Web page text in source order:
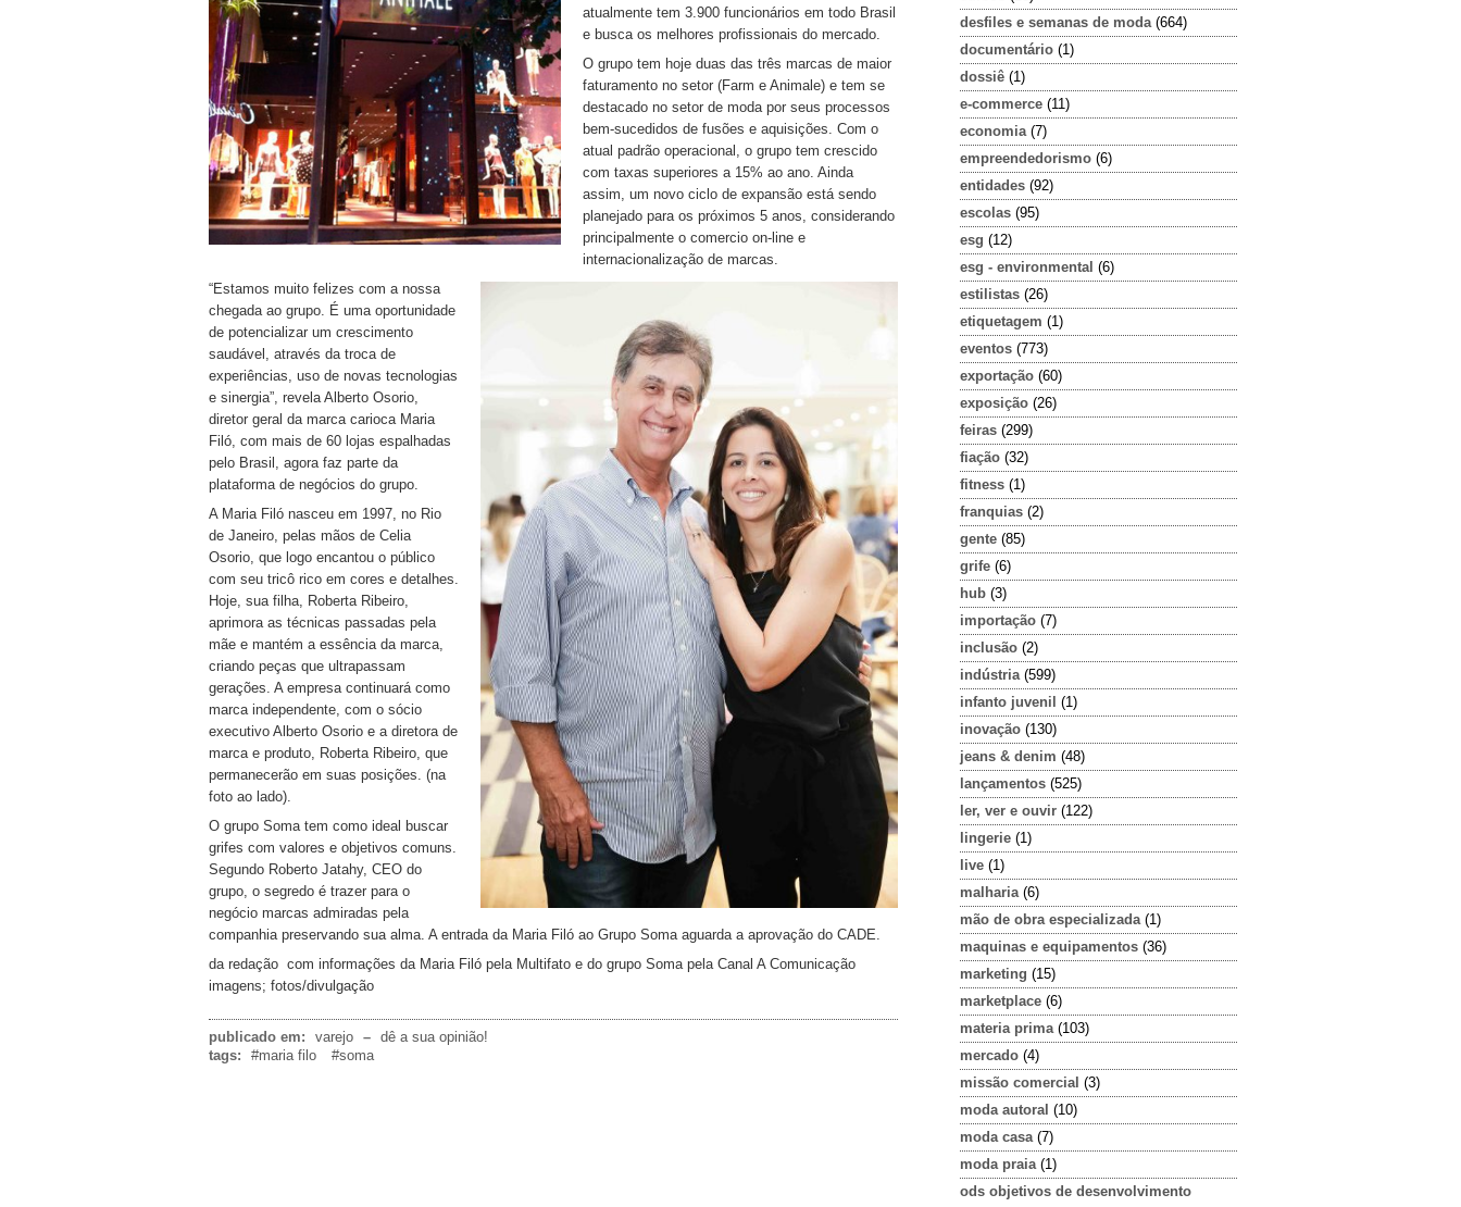
desfiles e semanas de moda (664)
documentário (1)
dossiê (1)
e-commerce (11)
economia (7)
empreendedorismo (6)
entidades (92)
escolas (95)
esg (12)
esg - environmental (6)
estilistas (26)
etiquetagem (1)
eventos (773)
exportação (60)
exposição (26)
feiras (299)
fiação (32)
fitness (1)
franquias (2)
gente (85)
grife (6)
hub (3)
importação (7)
inclusão (2)
indústria (599)
infanto juvenil (1)
inovação (130)
jeans & denim (48)
lançamentos (525)
ler, ver e ouvir (122)
lingerie (1)
live (1)
malharia (6)
mão de obra especializada (1)
maquinas e equipamentos (36)
marketing (15)
marketplace (6)
materia prima (103)
mercado (4)
missão comercial (3)
moda autoral (10)
moda casa (7)
moda praia (1)
ods objetivos de desenvolvimento
atualmente tem 3.900 funcionários em todo Brasil
e busca os melhores profissionais do mercado.
O grupo tem hoje duas das três marcas de maior
faturamento no setor (Farm e Animale) e tem se
destacado no setor de moda por seus processos
bem-sucedidos de fusões e aquisições. Com o
atual padrão operacional, o grupo tem crescido
com taxas superiores a 15% ao ano. Ainda
assim, um novo ciclo de expansão está sendo
planejado para os próximos 5 anos, considerando
principalmente o comercio on-line e
internacionalização de marcas.
“Estamos muito felizes com a nossa
chegada ao grupo. É uma oportunidade
de potencializar um crescimento
saudável, através da troca de
experiências, uso de novas tecnologias
e sinergia”, revela Alberto Osorio,
diretor geral da marca carioca Maria
Filó, com mais de 60 lojas espalhadas
pelo Brasil, agora faz parte da
plataforma de negócios do grupo.
A Maria Filó nasceu em 1997, no Rio
de Janeiro, pelas mãos de Celia
Osorio, que logo encantou o público
com seu tricô rico em cores e detalhes.
Hoje, sua filha, Roberta Ribeiro,
aprimora as técnicas passadas pela
mãe e mantém a essência da marca,
criando peças que ultrapassam
gerações. A empresa continuará como
marca independente, com o sócio
executivo Alberto Osorio e a diretora de
marca e produto, Roberta Ribeiro, que
permanecerão em suas posições. (na
foto ao lado).
O grupo Soma tem como ideal buscar
grifes com valores e objetivos comuns.
Segundo Roberto Jatahy, CEO do
grupo, o segredo é trazer para o
negócio marcas admiradas pela
companhia preservando sua alma. A entrada da Maria Filó ao Grupo Soma aguarda a aprovação do CADE.
da redação com informações da Maria Filó pela Multifato e do grupo Soma pela Canal A Comunicação
imagens; fotos/divulgação
publicado em: varejo – dê a sua opinião!
tags:
#maria filo #soma